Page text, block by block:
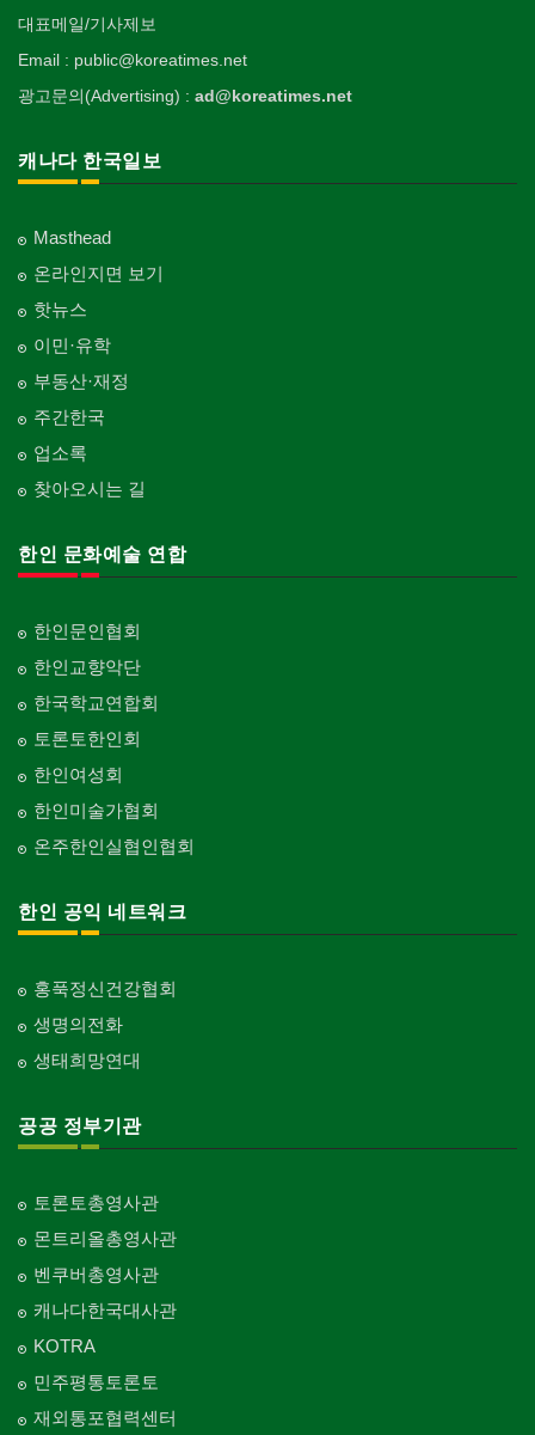
대표메일/기사제보
Email : public@koreatimes.net
광고문의(Advertising) : ad@koreatimes.net
캐나다 한국일보
Masthead
온라인지면 보기
핫뉴스
이민·유학
부동산·재정
주간한국
업소록
찾아오시는 길
한인 문화예술 연합
한인문인협회
한인교향악단
한국학교연합회
토론토한인회
한인여성회
한인미술가협회
온주한인실협인협회
한인 공익 네트워크
홍푹정신건강협회
생명의전화
생태희망연대
공공 정부기관
토론토총영사관
몬트리올총영사관
벤쿠버총영사관
캐나다한국대사관
KOTRA
민주평통토론토
재외통포협력센터